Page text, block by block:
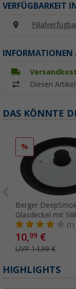
VERFÜGBARKEIT
Diesen
DAS KÖNNTE
%
Berger
Glasdeckel mit
Bratpfanne ⌀22/(1)
10,99 €
UVP 14,99 €
HIGHLIGHTS